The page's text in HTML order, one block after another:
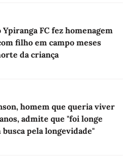
Ypiranga FC fez homenagem
filho em campo meses
da criança
homem que queria viver
admite que "foi longe
busca pela longevidade"